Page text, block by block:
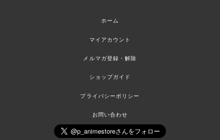
ホーム
マイアカウント
メルマガ登録・解除
ショップガイド
プライバシーポリシー
お問い合わせ